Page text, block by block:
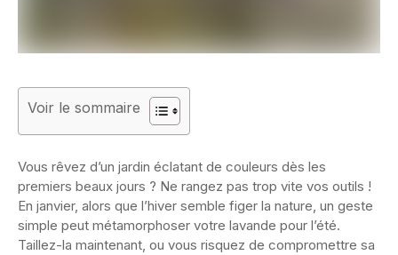
Voir le sommaire
Vous rêvez d’un jardin éclatant de couleurs dès les
premiers beaux jours ? Ne rangez pas trop vite vos outils !
En janvier, alors que l’hiver semble figer la nature, un geste
simple peut métamorphoser votre lavande pour l’été.
Taillez-la maintenant, ou vous risquez de compromettre sa